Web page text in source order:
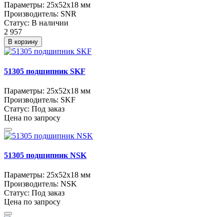
Параметры: 25x52x18 мм
Производитель: SNR
Статус: В наличии
2 957
В корзину
51305 подшипник SKF
Параметры: 25x52x18 мм
Производитель: SKF
Статус: Под заказ
Цена по запросу
51305 подшипник NSK
Параметры: 25x52x18 мм
Производитель: NSK
Статус: Под заказ
Цена по запросу